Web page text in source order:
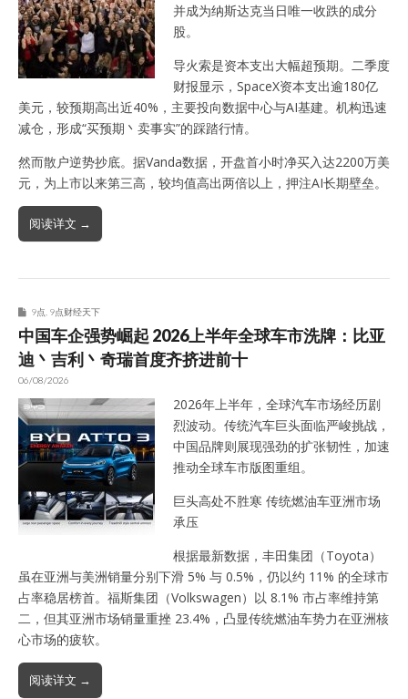
并成为纳斯达克当日唯一收跌的成分
股。
导火索是资本支出大幅超预期。二季度
财报显示，SpaceX资本支出逾180亿
美元，较预期高出近40%，主要投向数据中心与AI基建。机构迅速
减仓，形成“买预期丶卖事实”的踩踏行情。
然而散户逆势抄底。据Vanda数据，开盘首小时净买入达2200万美
元，为上市以来第三高，较均值高出两倍以上，押注AI长期壁垒。
阅读详文 →
9点 9点财经天下
中国车企强势崛起 2026上半年全球车市洗牌：比亚
迪丶吉利丶奇瑞首度齐挤进前十
06/08/2026
2026年上半年，全球汽车市场经历剧
烈波动。传统汽车巨头面临严峻挑战，
中国品牌则展现强劲的扩张韧性，加速
推动全球车市版图重组。
巨头高处不胜寒 传统燃油车亚洲市场
承压
根据最新数据，丰田集团（Toyota）
虽在亚洲与美洲销量分别下滑 5% 与 0.5%，仍以约 11% 的全球市
占率稳居榜首。福斯集团（Volkswagen）以 8.1% 市占率维持第
二，但其亚洲市场销量重挫 23.4%，凸显传统燃油车势力在亚洲核
心市场的疲软。
阅读详文 →